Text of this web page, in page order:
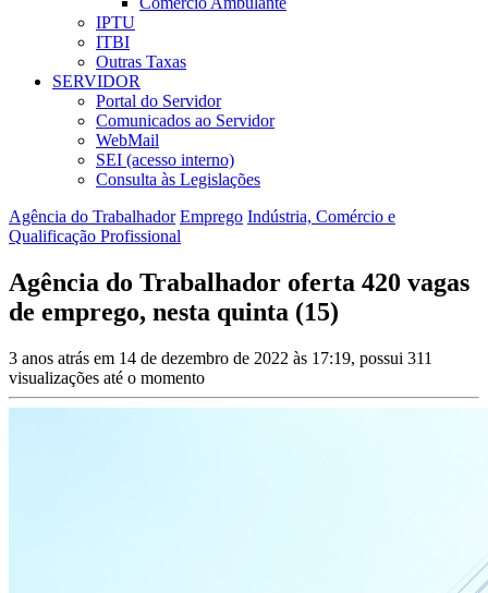
IPTU
ITBI
Outras Taxas
SERVIDOR
Portal do Servidor
Comunicados ao Servidor
WebMail
SEI (acesso interno)
Consulta às Legislações
Agência do Trabalhador Emprego Indústria, Comércio e
Qualificação Profissional
Agência do Trabalhador oferta 420 vagas
de emprego, nesta quinta (15)
3 anos atrás em 14 de dezembro de 2022 às 17:19, possui 311
visualizações até o momento